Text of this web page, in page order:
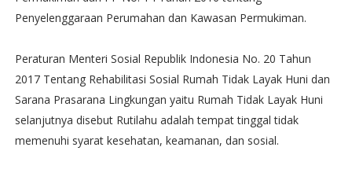
Penyelenggaraan Perumahan dan Kawasan Permukiman.
Peraturan Menteri Sosial Republik Indonesia No. 20 Tahun
2017 Tentang Rehabilitasi Sosial Rumah Tidak Layak Huni dan
Sarana Prasarana Lingkungan yaitu Rumah Tidak Layak Huni
selanjutnya disebut Rutilahu adalah tempat tinggal tidak
memenuhi syarat kesehatan, keamanan, dan sosial.